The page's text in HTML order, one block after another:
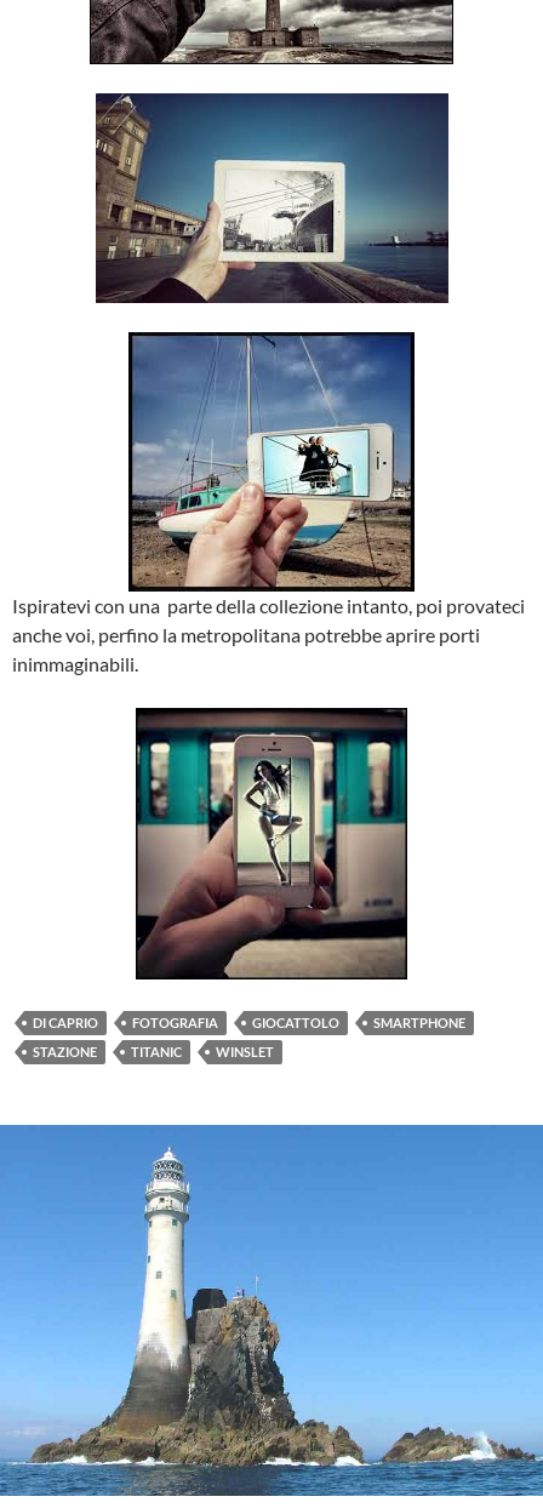
Ispiratevi con una parte della collezione intanto, poi provateci
anche voi, perfino la metropolitana potrebbe aprire porti
inimmaginabili.
DI CAPRIO FOTOGRAFIA GIOCATTOLO
SMARTPHONE
STAZIONE
TITANIC WINSLET